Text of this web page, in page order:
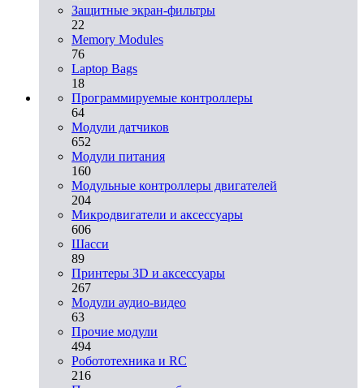
Защитные экран-фильтры
22
Memory Modules
76
Laptop Bags
18
Программируемые контроллеры
64
Модули датчиков
652
Модули питания
160
Модульные контроллеры двигателей
204
Микродвигатели и аксессуары
606
Шасси
89
Принтеры 3D и аксессуары
267
Модули аудио-видео
63
Прочие модули
494
Робототехника и RC
216